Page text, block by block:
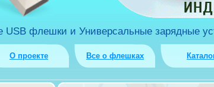
USB флешки и Универсальные зарядные
О проекте Все о флешках